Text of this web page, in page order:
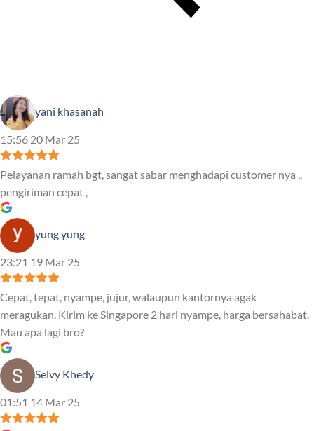
yani khasanah
15:56 20 Mar 25
Pelayanan ramah bgt, sangat sabar menghadapi customer nya ,,
pengiriman cepat ,
yung yung
23:21 19 Mar 25
Cepat, tepat, nyampe, jujur, walaupun kantornya agak
meragukan. Kirim ke Singapore 2 hari nyampe, harga bersahabat.
Mau apa lagi bro?
Selvy Khedy
01:51 14 Mar 25